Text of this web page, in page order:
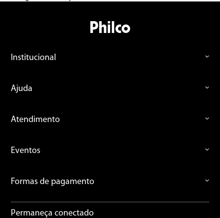
Título
★★★
Endereço de email
Escreva uma avaliação
Institucional
Ajuda
Atendimento
Eventos
Formas de pagamento
Permaneça conectado